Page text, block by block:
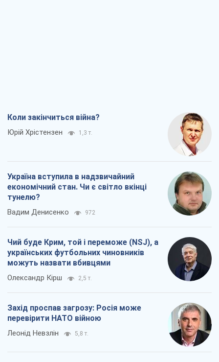
Коли закінчиться війна?
Юрій Хрістензен 1,3 т.
Україна вступила в надзвичайний
економічний стан. Чи є світло вкінці
тунелю?
Вадим Денисенко 972
Чий буде Крим, той і переможе (NSJ), а
українських футбольних чиновників
можуть назвати вбивцями
Олександр Кірш 2,5 т.
Захід проспав загрозу: Росія може
перевірити НАТО війною
Леонід Невзлін 5,8 т.